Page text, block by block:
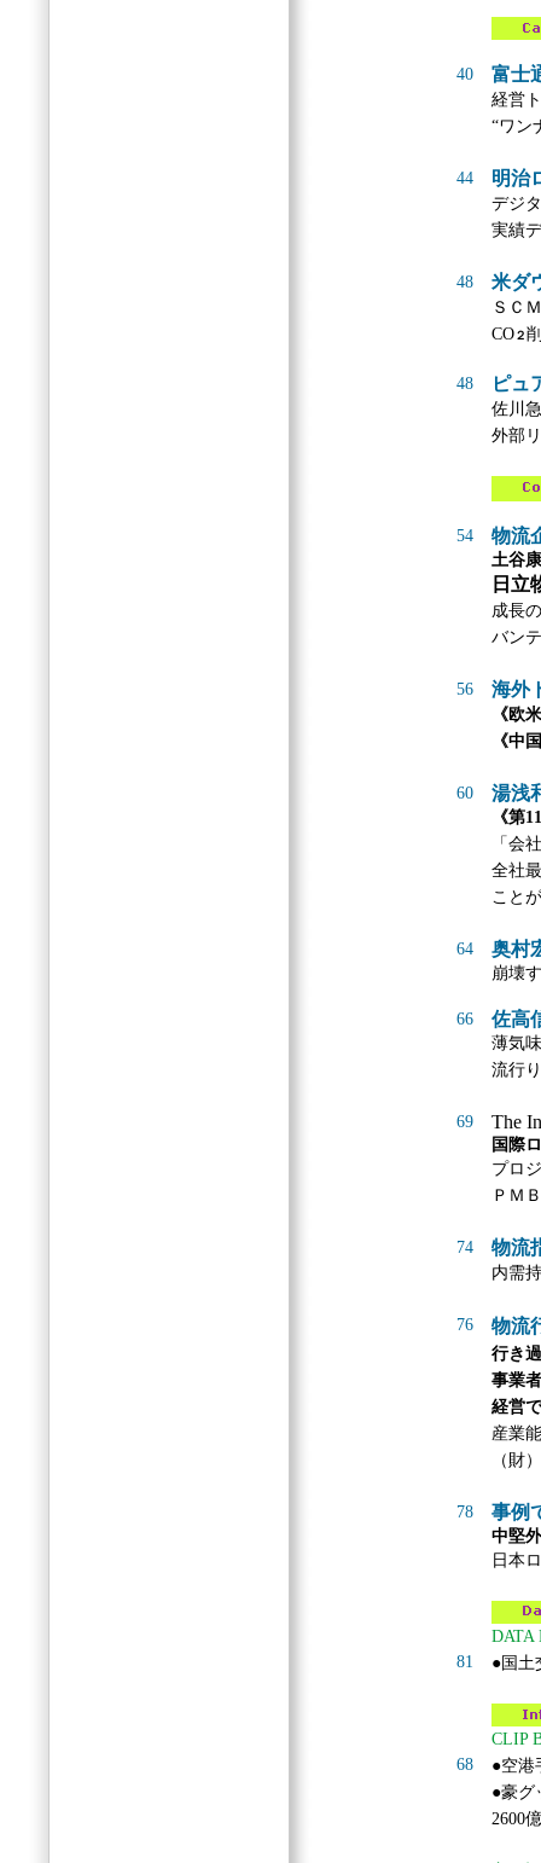
40 富士
経営
“ワン
44 明治
デジ
実績
48 米ダ
ＳＣ
CO２
48 ピュ
佐川
外部
54 物流
土谷
日立
成長
バン
56 海外
《欧
《中
60 湯浅
《第
「会
全社
こと
64 奥村
崩壊
66 佐高
薄気
流行
69 The
国際
プロ
ＰＭ
74 物流
内需
76 物流
行き
事業
経営
産業
（財
78 事例
中堅
日本
DATA
81
●国土
CLIP
68
●空港
●豪グ
2600